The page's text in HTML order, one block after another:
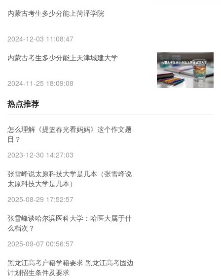
内蒙古考生多少分能上菏泽学院
2024-12-03 11:08:47
内蒙古考生多少分能上天津城建大学
2024-11-25 18:09:08
热点推荐
怎么理解《提篮春光看妈妈》这个作文题
目？
2023-12-30 14:27:03
张雪峰说太原科技大学是几本（张雪峰说
太原科技大学是几本）
2025-08-29 17:52:57
张雪峰谈哈尔滨医科大学：哈医大属于什
么档次？
2025-09-07 00:56:57
黑龙江高考户籍学籍要求 黑龙江高考固边
计划招生条件及要求